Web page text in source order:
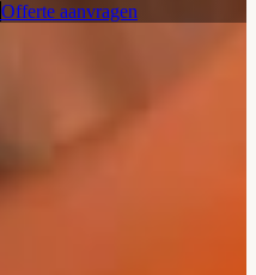
Offerte aanvragen